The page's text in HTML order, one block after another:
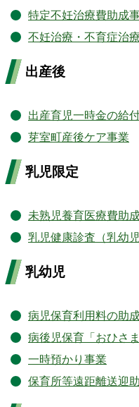
特定不妊治療費助成
不妊治療・不育症治
出産後
出産育児一時金の給
芽室町産後ケア事業
乳児限定
未熟児養育医療費助
乳児健康診査（乳幼児
乳幼児
病児保育利用料の助
病後児保育「おひさま
一時預かり事業
保育所等遠距離送迎